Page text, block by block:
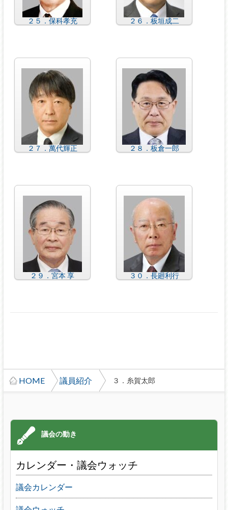
２５．保科孝充 ２６．板垣成二
２７．萬代輝正 ２８．板倉一郎
２９．宮本 享 ３０．長廻利行
HOME 議員紹介 ３．糸賀太郎
カレンダー・議会ウォッチ
議会カレンダー